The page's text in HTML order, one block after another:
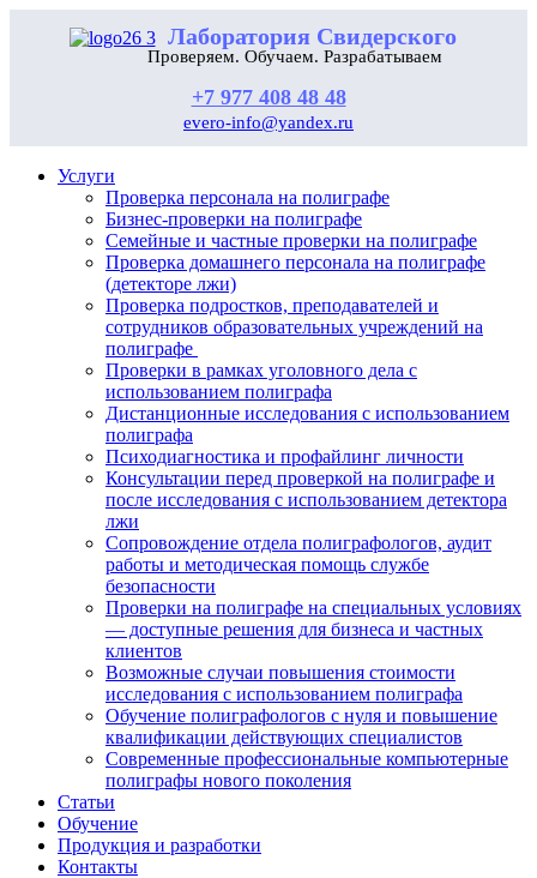
Лаборатория Свидерского
Проверяем. Обучаем. Разрабатываем
+7 977 408 48 48
evero-info@yandex.ru
Услуги
Проверка персонала на полиграфе
Бизнес-проверки на полиграфе
Семейные и частные проверки на полиграфе
Проверка домашнего персонала на полиграфе
(детекторе лжи)
Проверка подростков, преподавателей и
сотрудников образовательных учреждений на
полиграфе
Проверки в рамках уголовного дела с
использованием полиграфа
Дистанционные исследования с использованием
полиграфа
Психодиагностика и профайлинг личности
Консультации перед проверкой на полиграфе и
после исследования с использованием детектора
лжи
Сопровождение отдела полиграфологов, аудит
работы и методическая помощь службе
безопасности
Проверки на полиграфе на специальных условиях
— доступные решения для бизнеса и частных
клиентов
Возможные случаи повышения стоимости
исследования с использованием полиграфа
Обучение полиграфологов с нуля и повышение
квалификации действующих специалистов
Современные профессиональные компьютерные
полиграфы нового поколения
Статьи
Обучение
Продукция и разработки
Контакты